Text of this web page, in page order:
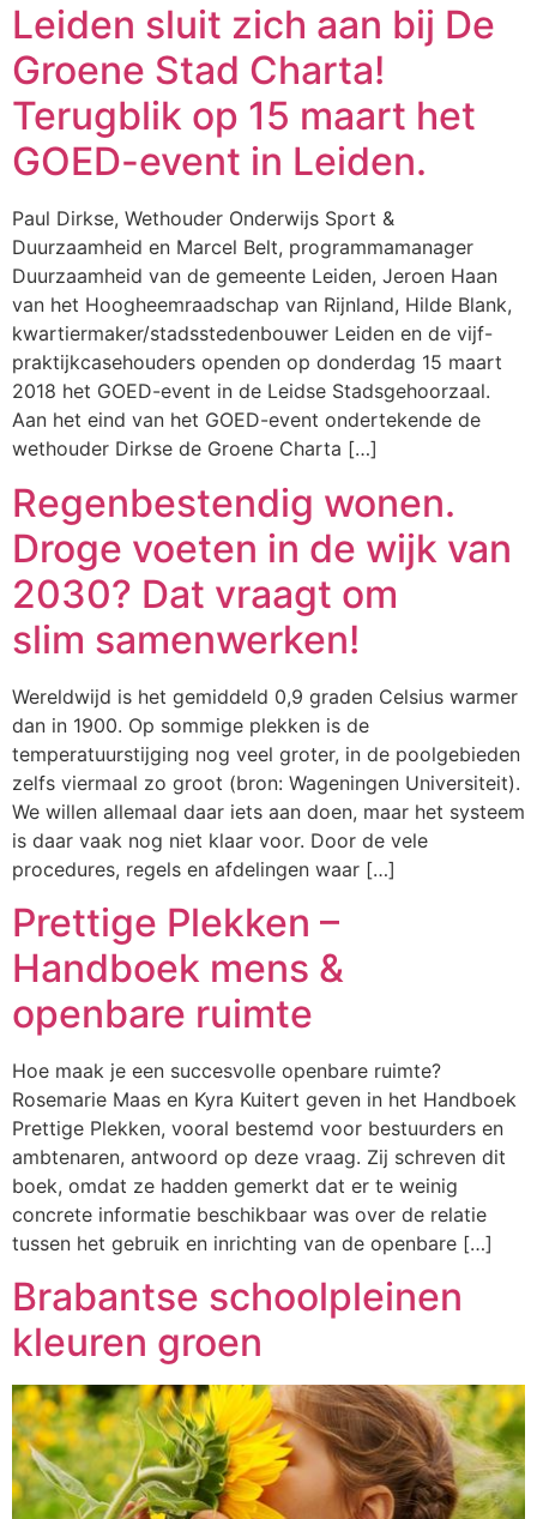
Leiden sluit zich aan bij De
Groene Stad Charta!
Terugblik op 15 maart het
GOED-event in Leiden.
Paul Dirkse, Wethouder Onderwijs Sport &
Duurzaamheid en Marcel Belt, programmamanager
Duurzaamheid van de gemeente Leiden, Jeroen Haan
van het Hoogheemraadschap van Rijnland, Hilde Blank,
kwartiermaker/stadsstedenbouwer Leiden en de vijf-
praktijkcasehouders openden op donderdag 15 maart
2018 het GOED-event in de Leidse Stadsgehoorzaal.
Aan het eind van het GOED-event ondertekende de
wethouder Dirkse de Groene Charta […]
Regenbestendig wonen.
Droge voeten in de wijk van
2030? Dat vraagt om
slim samenwerken!
Wereldwijd is het gemiddeld 0,9 graden Celsius warmer
dan in 1900. Op sommige plekken is de
temperatuurstijging nog veel groter, in de poolgebieden
zelfs viermaal zo groot (bron: Wageningen Universiteit).
We willen allemaal daar iets aan doen, maar het systeem
is daar vaak nog niet klaar voor. Door de vele
procedures, regels en afdelingen waar […]
Prettige Plekken –
Handboek mens &
openbare ruimte
Hoe maak je een succesvolle openbare ruimte?
Rosemarie Maas en Kyra Kuitert geven in het Handboek
Prettige Plekken, vooral bestemd voor bestuurders en
ambtenaren, antwoord op deze vraag. Zij schreven dit
boek, omdat ze hadden gemerkt dat er te weinig
concrete informatie beschikbaar was over de relatie
tussen het gebruik en inrichting van de openbare […]
Brabantse schoolpleinen
kleuren groen